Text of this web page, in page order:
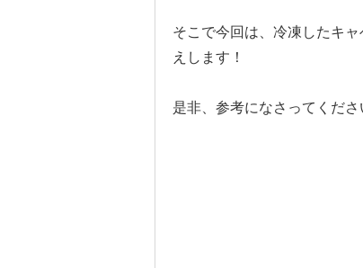
そこで今回は、冷凍したキ
えします！
是非、参考になさってくださ